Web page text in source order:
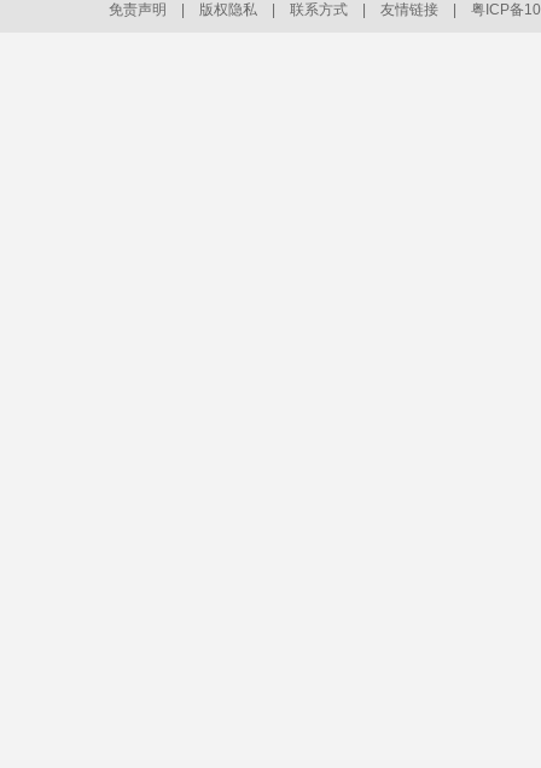
免责声明 版权隐私 联系方式 友情链接 粤ICP备